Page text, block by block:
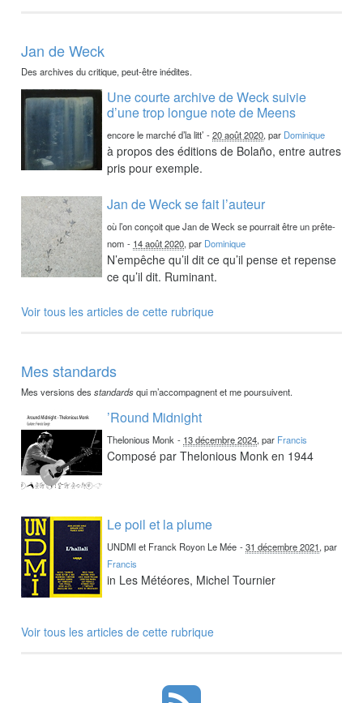
Jan de Weck
Des archives du critique, peut-être inédites.
Une courte archive de Weck suivie
d’une trop longue note de Meens
encore le marché d’la litt’ -20 août 2020, par Dominique
à propos des éditions de Bolaño, entre autres
pris pour exemple.
Jan de Weck se fait l’auteur
où l’on conçoit que Jan de Weck se pourrait être un prête-
nom - 14 août 2020, par Dominique
N’empêche qu’il dit ce qu’il pense et repense
ce qu’il dit. Ruminant.
Voir tous les articles de cette rubrique
Mes standards
Mes versions desstandardsqui m’accompagnent et me poursuivent.
’Round Midnight
Thelonious Monk - 13 décembre 2024, par Francis
Composé par Thelonious Monk en 1944
Le poil et la plume
UNDMI et Franck Royon Le Mée -31 décembre 2021, par
Francis
in Les Météores, Michel Tournier
Voir tous les articles de cette rubrique